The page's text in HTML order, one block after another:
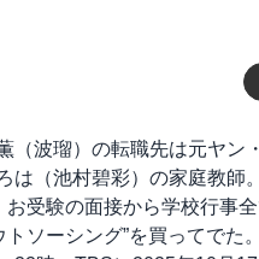
（波瑠）の転職先は元ヤン
は（池村碧彩）の家庭教師
お受験の面接から学校行事
トソーシング”を買ってでた